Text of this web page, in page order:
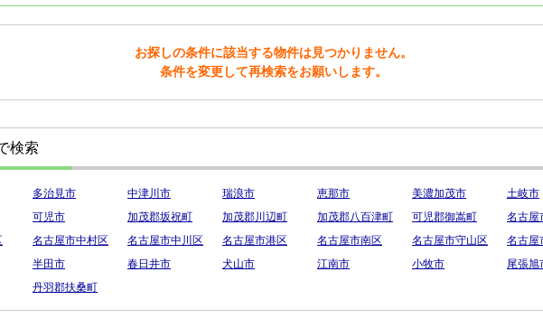
お探しの条件に該当する物件は見つかりません。
条件を変更して再検索をお願いします。
検索
多治見市 中津川市 瑞浪市 恵那市 美濃加茂市
土岐市
可児市 加茂郡坂祝町 加茂郡川辺町 加茂郡八百津町 可児郡御嵩町
名古屋
名古屋市中村区 名古屋市中川区 名古屋市港区 名古屋市南区 名古屋市守山区
名古屋
半田市 春日井市 犬山市 江南市 小牧市
尾張旭
丹羽郡扶桑町